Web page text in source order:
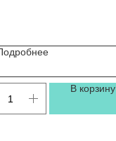
В корзину